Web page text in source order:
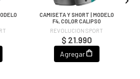
CAMISETA Y SHORT | MODELO
F4, COLOR CALIPSO
REVOLUCION SPORT
$ 21.990
Agregar